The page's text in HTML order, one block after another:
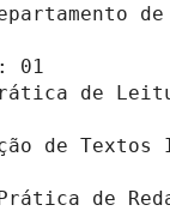
01
de
de
de